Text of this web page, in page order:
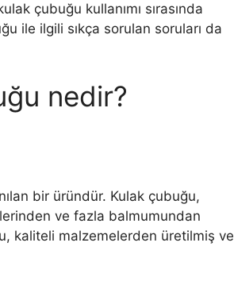
çubuğu kullanımı sırasında
ile ilgili sıkça sorulan soruları da
nedir?
bir üründür. Kulak çubuğu,
ve fazla balmumundan
kaliteli malzemelerden üretilmiş ve